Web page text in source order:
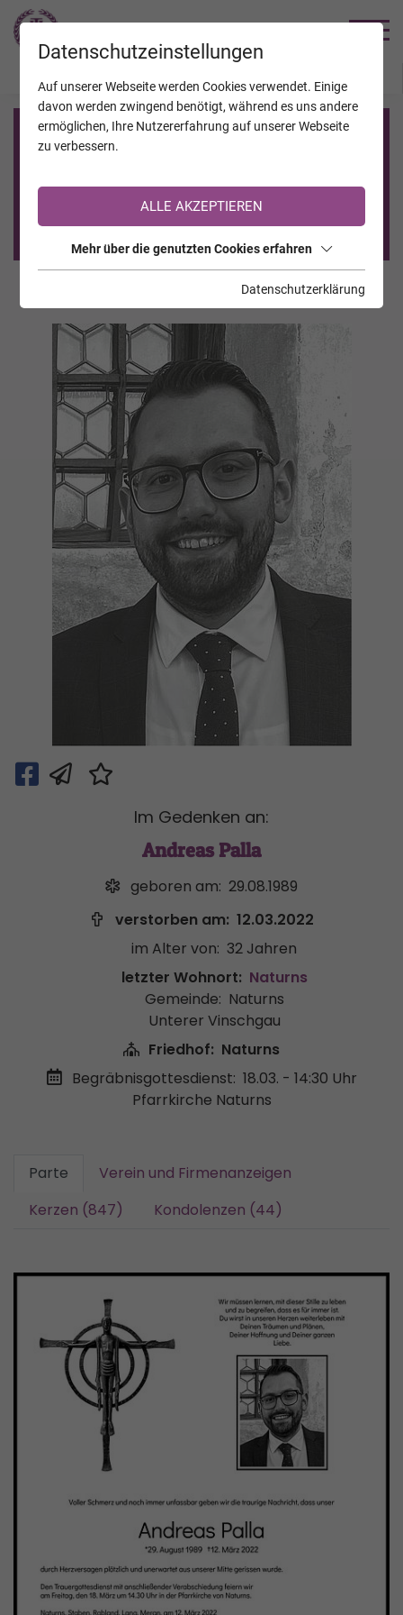
Registrierung auf TrauerHilfe.it
Sie sind noch nicht auf TrauerHilfe.it registriert?
>> zur kostenlosen Registrierung <<
Im Gedenken an:
Andreas Palla
geboren am: 29.08.1989
verstorben am: 12.03.2022
im Alter von: 32 Jahren
letzter Wohnort: Naturns
Gemeinde: Naturns
Unterer Vinschgau
Friedhof: Naturns
Begräbnisgottesdienst: 18.03. - 14:30 Uhr
Pfarrkirche Naturns
Parte
Verein und Firmenanzeigen
Kerzen (847)
Kondolenzen (44)
Datenschutzeinstellungen
Auf unserer Webseite werden Cookies verwendet. Einige
davon werden zwingend benötigt, während es uns andere
ermöglichen, Ihre Nutzererfahrung auf unserer Webseite
zu verbessern.
ALLE AKZEPTIEREN
Mehr über die genutzten Cookies erfahren
Datenschutzerklärung
JAHRESTAGE KALENDER VERSTORBENE